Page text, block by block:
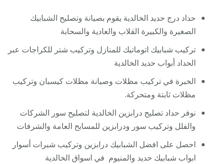
حداد درج حديد الخالدية يقوم بصيانة وتصليح الشبابيك
الصغيرة والكبيرة القلاب والعادية والسحابة
تركيب شبابيك اتوماتيك للمنازل وتركيب شتر للكراجات عبر
الحداد أبواب حديد الخالدية
الخبرة في تركيب مظلات وصيانة مظلات كيسبان وتركيب
مظلات ثابتة ومتحركة.
نوفر حداد تصليح درابزين الخالدية لتصليح سور الشركات
والفلل وتركيب سور ودرابزين للمسابح العامة والشرفات
احصل على افضل الشبابيك درابزين وتركيب شبرات أسوار
ابواب شبابيك حديد والمنيوم في اسواق الخالدية